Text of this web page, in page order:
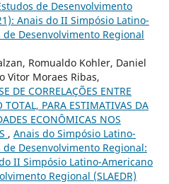
de Desenvolvimento
Anais do II Simpósio Latino-
Desenvolvimento Regional
Romualdo Kohler, Daniel
Vitor Moraes Ribas,
DE CORRELAÇÕES ENTRE
TOTAL, PARA ESTIMATIVAS DA
ECONÔMICAS NOS
, Anais do Simpósio Latino-
Desenvolvimento Regional:
II Simpósio Latino-Americano
Regional (SLAEDR)